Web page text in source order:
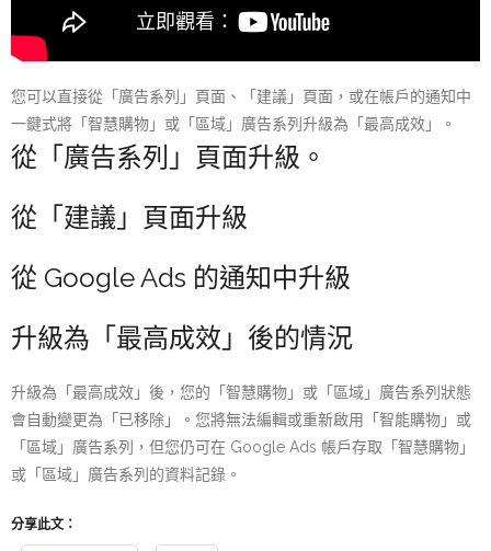
您可以直接從「廣告系列」頁面、「建議」頁面，或在帳戶的通知中
一鍵式將「智慧購物」或「區域」廣告系列升級為「最高成效」。
從「廣告系列」頁面升級。
從「建議」頁面升級
從 Google Ads 的通知中升級
升級為「最高成效」後的情況
升級為「最高成效」後，您的「智慧購物」或「區域」廣告系列狀態
會自動變更為「已移除」。您將無法編輯或重新啟用「智能購物」或
「區域」廣告系列，但您仍可在 Google Ads 帳戶存取「智慧購物」
或「區域」廣告系列的資料記錄。
分享此文：